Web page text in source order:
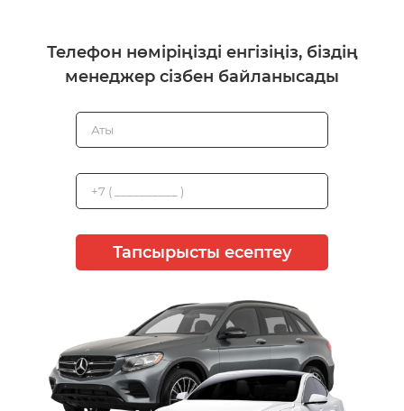
Телефон нөміріңізді енгізіңіз, біздің
менеджер сізбен байланысады
Тапсырысты есептеу